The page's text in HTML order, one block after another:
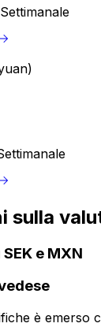
Settimanale
sulla
e MXN
è emerso